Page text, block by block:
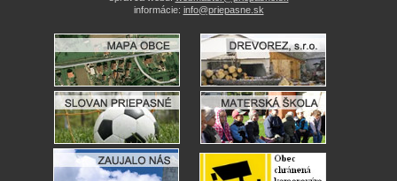
informácie: info@priepasne.sk